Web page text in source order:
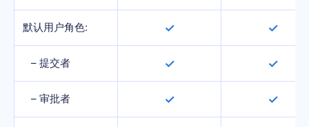
默认用户角色: ✓ ✓
– 提交者 ✓ ✓
– 审批者 ✓ ✓